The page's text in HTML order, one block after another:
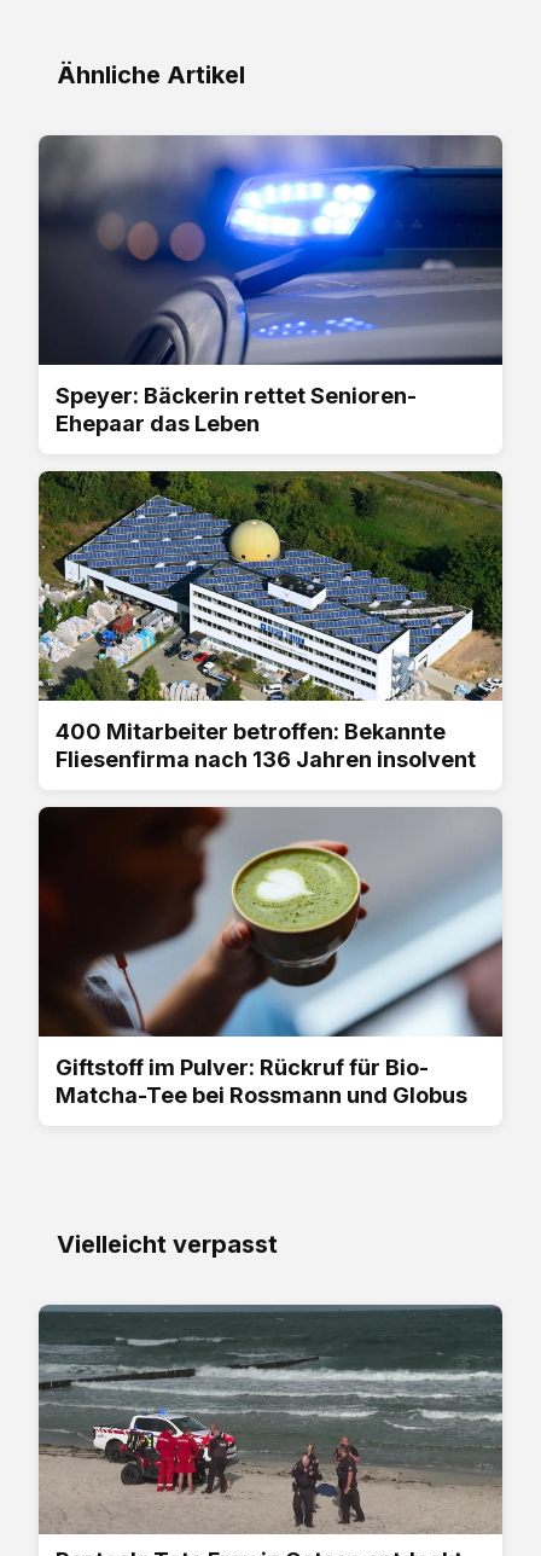
Ähnliche Artikel
Speyer: Bäckerin rettet Senioren-
Ehepaar das Leben
400 Mitarbeiter betroffen: Bekannte
Fliesenfirma nach 136 Jahren insolvent
Giftstoff im Pulver: Rückruf für Bio-
Matcha-Tee bei Rossmann und Globus
Vielleicht verpasst